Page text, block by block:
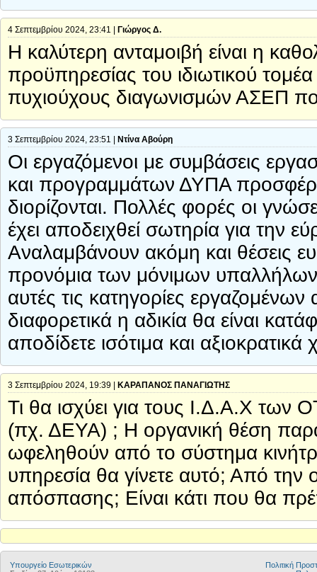
4 Σεπτεμβρίου 2024, 23:41 | Γιώργος Δ.
H καλύτερη ανταμοιβή είναι η
προϋπηρεσίας του ιδιωτικού
πυχιούχους διαγωνισμών ΑΣΕΠ
3 Σεπτεμβρίου 2024, 23:51 | Ντίνα Αβούρη
Οι εργαζόμενοι με συμβάσεις
και προγραμμάτων ΔΥΠΑ
διορίζονται. Πολλές φορές οι
έχει αποδειχθεί σωτηρία για την
Αναλαμβάνουν ακόμη και θέσεις
προνόμια των μόνιμων υπαλλήλων.
αυτές τις κατηγορίες
διαφορετικά η αδικία θα είναι
αποδίδετε ισότιμα και αξιοκρατικά
3 Σεπτεμβρίου 2024, 19:39 | ΚΑΡΑΠΑΝΟΣ ΠΑΝΑΓΙΩΤΗΣ
Τι θα ισχύει για τους Ι.Δ.Α.Χ των
(πχ. ΔΕΥΑ) ; Η οργανική θέση
ωφεληθούν από το σύστημα
υπηρεσία θα γίνετε αυτό; Από την
απόσπασης; Είναι κάτι που θα
Υπουργείο Εσωτερικών
Πολιτική